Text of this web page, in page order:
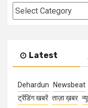
Categories
Latest
Dehardun Newsbeat
ट्रेंडिंग खबरें ताज़ा ख़बर